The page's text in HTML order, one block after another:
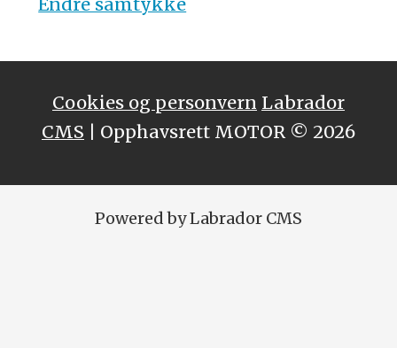
Cookies og personvern Labrador
CMS | Opphavsrett MOTOR © 2026
Powered by Labrador CMS